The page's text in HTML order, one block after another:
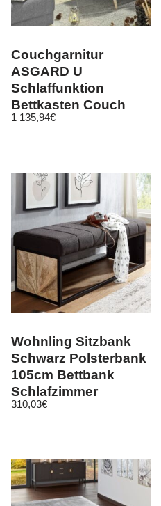
Couchgarnitur
ASGARD U
Schlaffunktion
Bettkasten Couch
Sofa ohne Hocker
1 135,94€
Wohnling Sitzbank
Schwarz Polsterbank
105cm Bettbank
Schlafzimmer
Flurbank Stoff
310,03€